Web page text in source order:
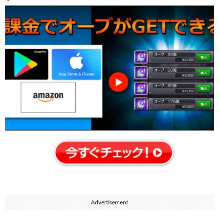
Advertisement